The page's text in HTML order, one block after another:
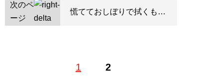
次のペ
ージ
慌てておしぼりで拭くも…
1 2